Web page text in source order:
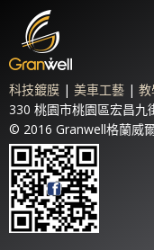
科技鍍膜 | 美車工藝 | 教
330 桃園市桃園區宏昌
© 2016 Granwell格蘭威